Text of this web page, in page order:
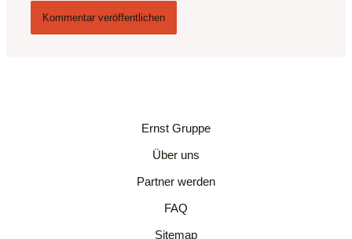
Ernst Gruppe
Über uns
Partner werden
FAQ
Sitemap